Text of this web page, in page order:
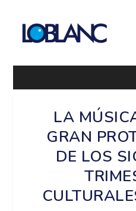
LA
GRAN
DE LOS